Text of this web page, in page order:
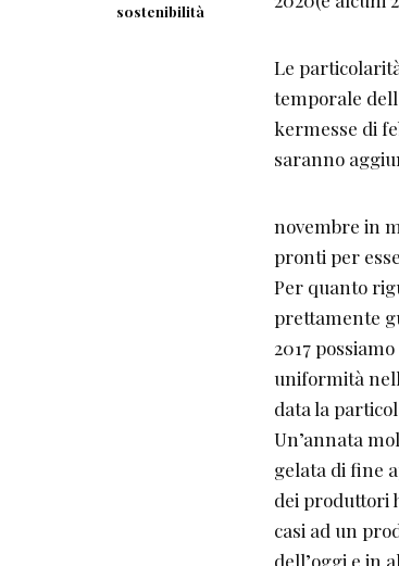
sostenibilità
Le
temporale
kermesse di
saranno
novembre in
pronti per
Per quanto
prettamente
2017
uniformità
data la
Un’annata
gelata di fine
dei produttori
casi ad un
dell’oggi e in